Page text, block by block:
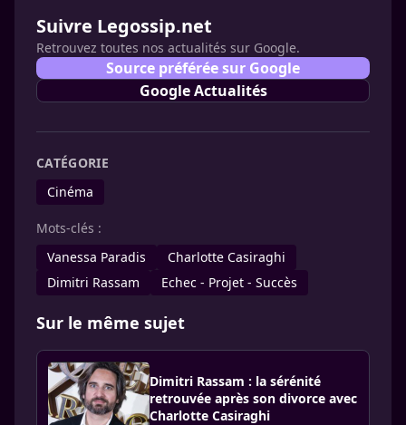
Suivre Legossip.net
Retrouvez toutes nos actualités sur Google.
Source préférée sur Google
Google Actualités
CATÉGORIE
Cinéma
Mots-clés :
Vanessa Paradis
Charlotte Casiraghi
Dimitri Rassam
Echec - Projet - Succès
Sur le même sujet
Dimitri Rassam : la sérénité
retrouvée après son divorce avec
Charlotte Casiraghi